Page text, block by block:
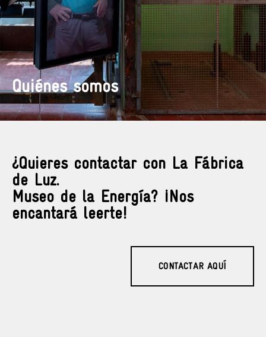
Quiénes somos
¿Quieres contactar con La Fábrica
de Luz.
Museo de la Energía? ¡Nos
encantará leerte!
CONTACTAR AQUÍ